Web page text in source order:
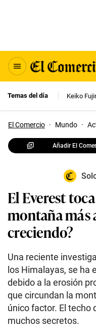
Temas del día Keiko
El Comercio · Mundo ·
Añadir El
El Everest
montaña más
creciendo?
Una reciente
los Himalayas, se ha
debido a la erosión
que circundan la
único factor. El techo
muchos secretos.